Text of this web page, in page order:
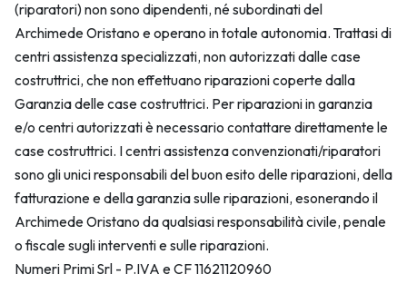
(riparatori) non sono dipendenti, né subordinati del
Archimede Oristano e operano in totale autonomia. Trattasi di
centri assistenza specializzati, non autorizzati dalle case
costruttrici, che non effettuano riparazioni coperte dalla
Garanzia delle case costruttrici. Per riparazioni in garanzia
e/o centri autorizzati è necessario contattare direttamente le
case costruttrici. I centri assistenza convenzionati/riparatori
sono gli unici responsabili del buon esito delle riparazioni, della
fatturazione e della garanzia sulle riparazioni, esonerando il
Archimede Oristano da qualsiasi responsabilità civile, penale
o fiscale sugli interventi e sulle riparazioni.
Numeri Primi Srl - P.IVA e CF 11621120960